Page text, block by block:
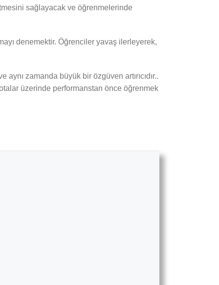
sağlayacak ve öğrenmelerinde
denemektir. Öğrenciler yavaş ilerleyerek,
zamanda büyük bir özgüven artırıcıdır..
üzerinde performanstan önce öğrenmek